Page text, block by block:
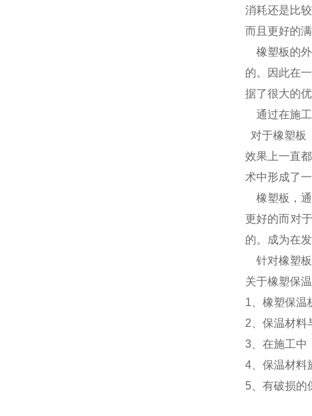
消耗还是比
而且更好的
橡塑板的外
的。因此在
据了很大的
通过在施工
对于橡塑板
效果上一直
术中形成了
橡塑板，通
更好的而对
的。成为在
针对橡塑板
关于橡塑保
1、橡塑保温
2、保温材料
3、在施工中
4、保温材料
5、有破损的